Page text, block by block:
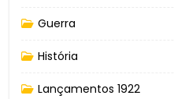
Guerra
História
Lançamentos 1922